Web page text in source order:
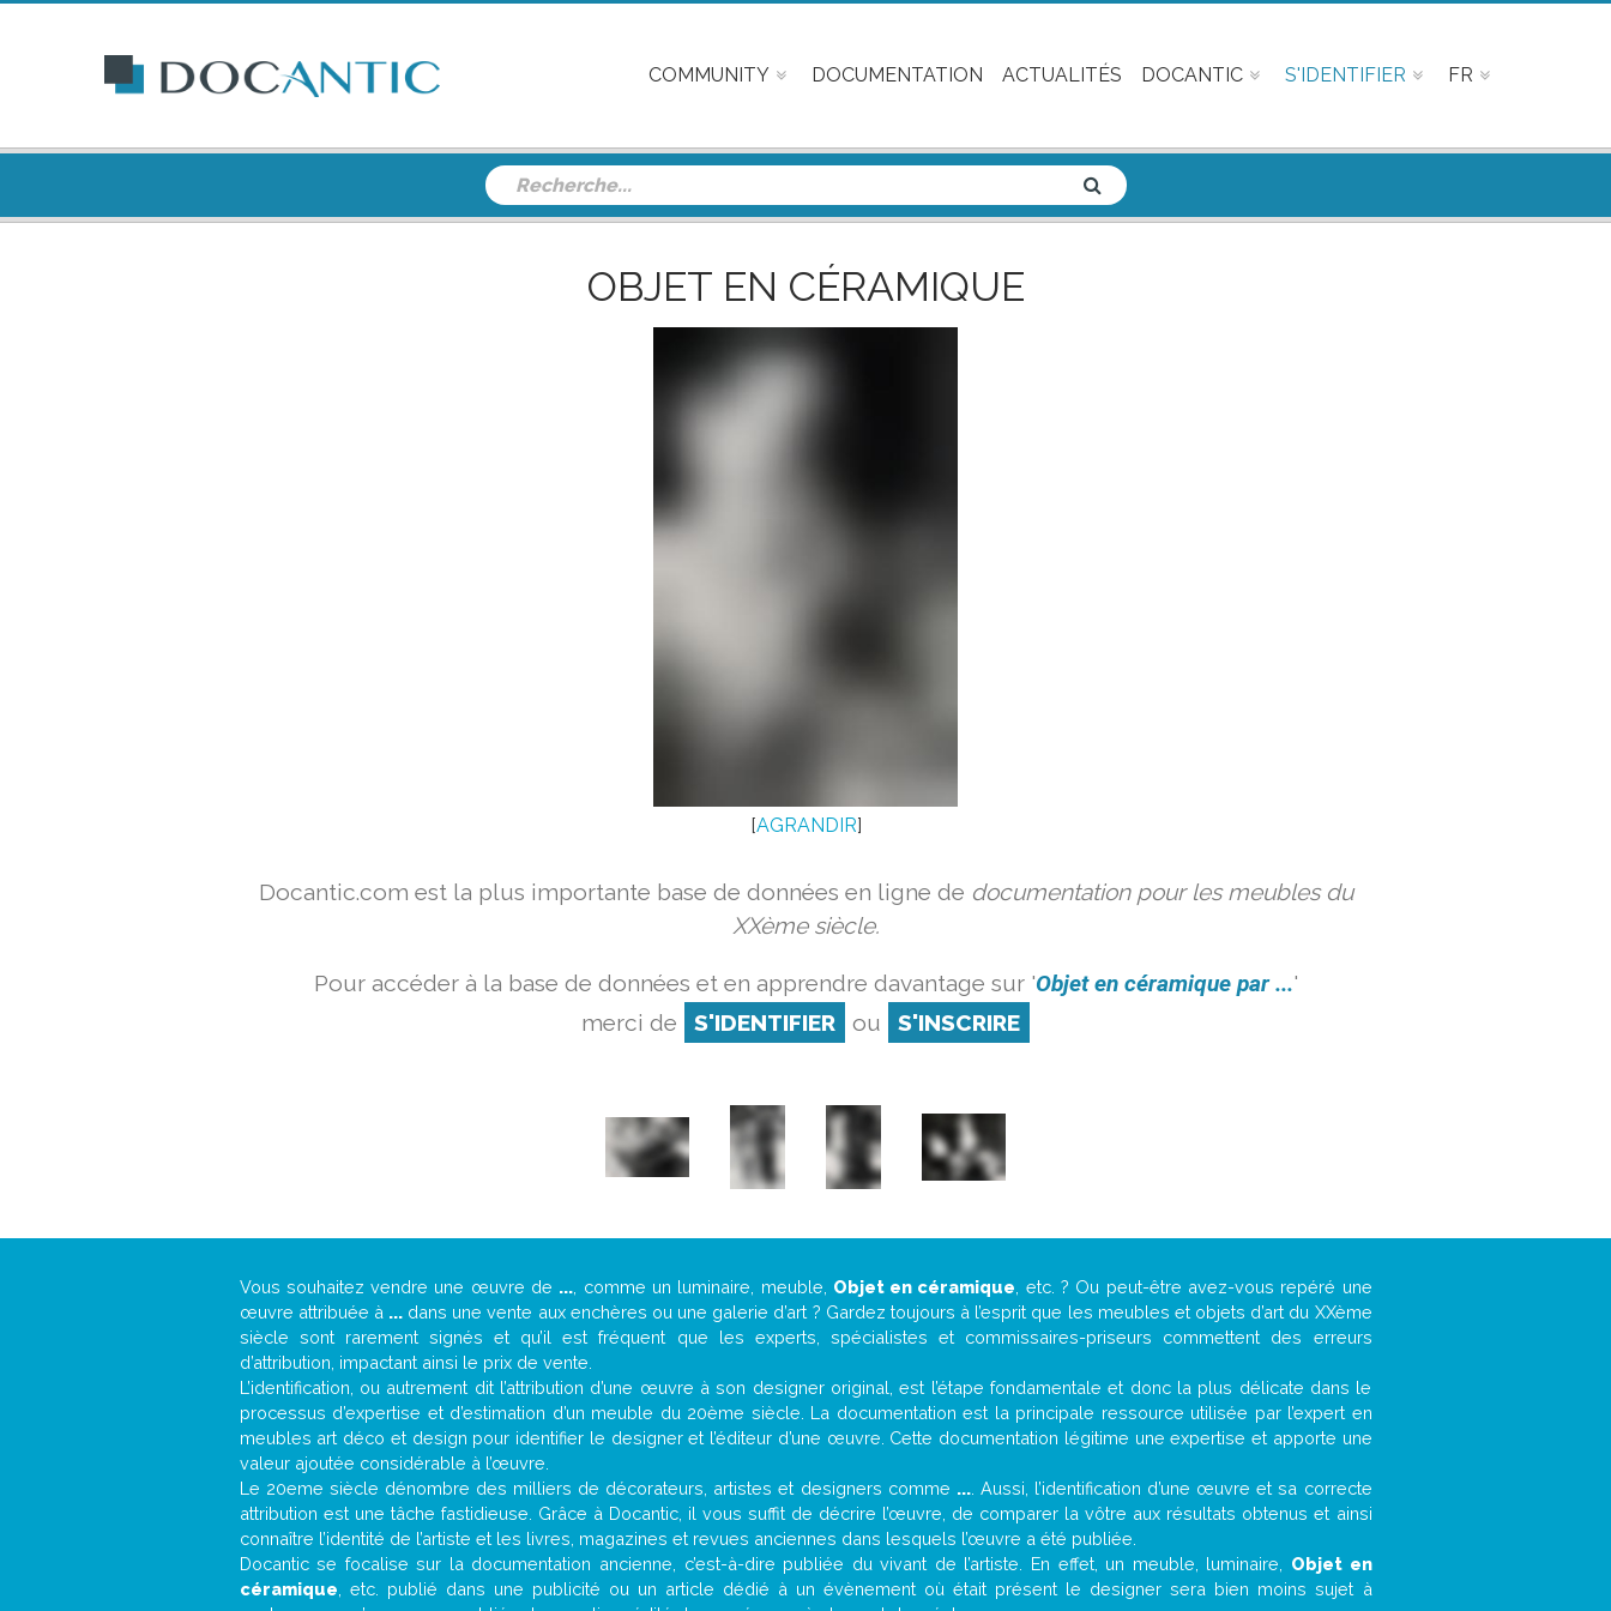
COMMUNITY DOCUMENTATION ACTUALITÉS DOCANTIC S'IDENTIFIER FR
OBJET EN CÉRAMIQUE
[AGRANDIR]
Docantic.com est la plus importante base de données en ligne de documentation pour les meubles du
XXème siècle.
Pour accéder à la base de données et en apprendre davantage sur 'Objet en céramique par ...'
merci de
S'IDENTIFIER ou S'INSCRIRE
Vous souhaitez vendre une œuvre de ... , comme un luminaire, meuble, Objet en céramique , etc. ? Ou peut-être avez-vous repéré une
œuvre attribuée à ...dans une vente aux enchères ou une galerie d’art ? Gardez toujours à l’esprit que les meubles et objets d’art du XXème
siècle sont rarement signés et qu’il est fréquent que les experts, spécialistes et commissaires-priseurs commettent des erreurs
d’attribution, impactant ainsi le prix de vente.
L’identification, ou autrement dit l’attribution d’une œuvre à son designer original, est l’étape fondamentale et donc la plus délicate dans le
processus d’expertise et d’estimation d’un meuble du 20ème siècle. La documentation est la principale ressource utilisée par l’expert en
meubles art déco et design pour identifier le designer et l’éditeur d’une œuvre. Cette documentation légitime une expertise et apporte une
valeur ajoutée considérable à l’œuvre.
Le 20eme siècle dénombre des milliers de décorateurs, artistes et designers comme .... Aussi, l’identification d’une œuvre et sa correcte
attribution est une tâche fastidieuse. Grâce à Docantic, il vous suffit de décrire l’œuvre, de comparer la vôtre aux résultats obtenus et ainsi
connaître l’identité de l’artiste et les livres, magazines et revues anciennes dans lesquels l’œuvre a été publiée.
Docantic se focalise sur la documentation ancienne, c’est-à-dire publiée du vivant de l’artiste. En effet, un meuble, luminaire, Objet en
céramique , etc. publié dans une publicité ou un article dédié à un évènement où était présent le designer sera bien moins sujet à